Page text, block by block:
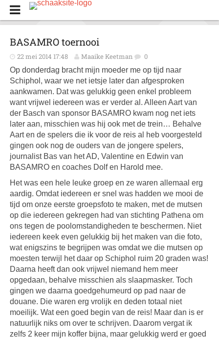
BASAMRO toernooi
22 mei 2014 17:48 Maaike Keetman 0
Op donderdag bracht mijn moeder me op tijd naar
Schiphol, waar we net ietsje later dan afgesproken
aankwamen. Dat was gelukkig geen enkel probleem
want vrijwel iedereen was er verder al. Alleen Aart van
der Basch van sponsor BASAMRO kwam nog net iets
later aan, misschien was hij ook met de trein… Behalve
Aart en de spelers die ik voor de reis al heb voorgesteld
gingen ook nog de ouders van de jongere spelers,
journalist Bas van het AD, Valentine en Edwin van
BASAMRO en coaches Dolf en Harold mee.
Het was een hele leuke groep en ze waren allemaal erg
aardig. Omdat iedereen er snel was hadden we mooi de
tijd om onze eerste groepsfoto te maken, met de mutsen
op die iedereen gekregen had van stichting Pathena om
ons tegen de poolomstandigheden te beschermen. Niet
iedereen keek even gelukkig bij het maken van die foto,
wat enigszins te begrijpen was omdat we die mutsen op
moesten terwijl het daar op Schiphol ruim 20 graden was!
Daarna heeft dan ook vrijwel niemand hem meer
opgedaan, behalve misschien als slaapmasker. Toch
gingen we daarna goedgehumeurd op pad naar de
douane. Die waren erg vrolijk en deden totaal niet
moeilijk. Wat een goed begin van de reis! Maar dan is er
natuurlijk niks om over te schrijven. Daarom vergat ik
zelfs 2 keer mijn koffer bijna, maar gelukkig werd er goed